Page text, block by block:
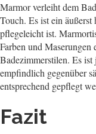
Marmor verleiht dem
Touch. Es ist ein
pflegeleicht ist.
Farben und Maserungen
Badezimmerstilen. Es
empfindlich gegenüber
entsprechend gepflegt
Fazit